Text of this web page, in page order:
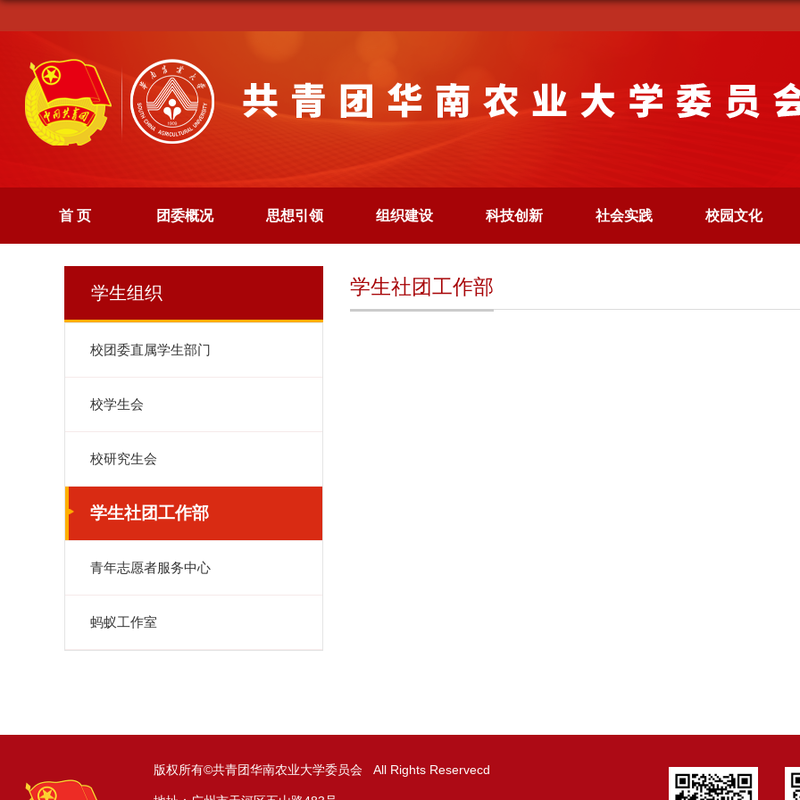
首 页 团委概况 思想引领 组织建设 科技创新 社会实践 校园文化
学生组织
校团委直属学生部门
校学生会
校研究生会
学生社团工作部
青年志愿者服务中心
蚂蚁工作室
学生社团工作部
版权所有©共青团华南农业大学委员会 All Rights Reservecd